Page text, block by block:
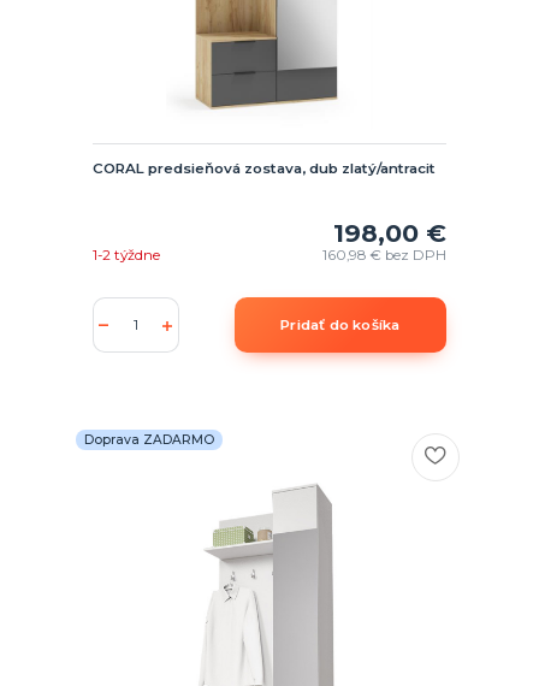
CORAL predsieňová zostava, dub zlatý/antracit
198,00 €
160,98 € bez DPH
1-2 týždne
Pridať do košíka
Doprava ZADARMO